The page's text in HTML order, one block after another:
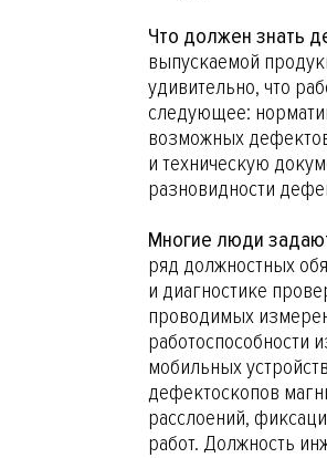
Что должен знать
выпускаемой
удивительно, что
следующее:
возможных
и техническую
разновидности
Многие люди
ряд должностных
и диагностике
проводимых
работоспособности
мобильных
дефектоскопов
расслоений,
работ. Должность